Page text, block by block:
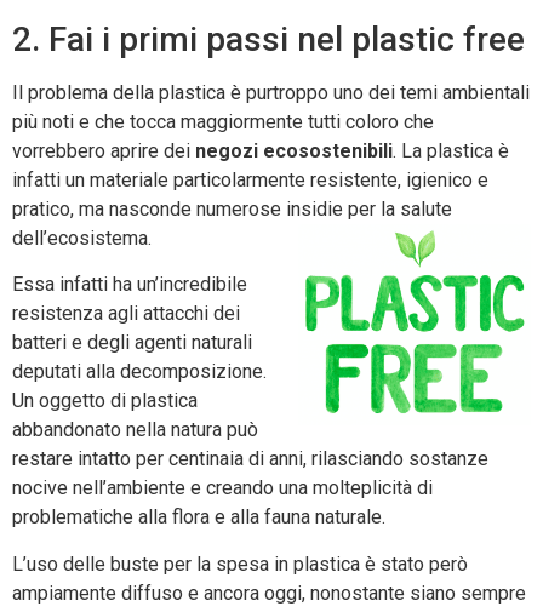
2. Fai i primi passi nel plastic free
Il problema della plastica è purtroppo uno dei temi ambientali
più noti e che tocca maggiormente tutti coloro che
vorrebbero aprire dei negozi ecosostenibili. La plastica è
infatti un materiale particolarmente resistente, igienico e
pratico, ma nasconde numerose insidie per la salute
dell’ecosistema.
Essa infatti ha un’incredibile
resistenza agli attacchi dei
batteri e degli agenti naturali
deputati alla decomposizione.
Un oggetto di plastica
abbandonato nella natura può
restare intatto per centinaia di anni, rilasciando sostanze
nocive nell’ambiente e creando una molteplicità di
problematiche alla flora e alla fauna naturale.
L’uso delle buste per la spesa in plastica è stato però
ampiamente diffuso e ancora oggi, nonostante siano sempre